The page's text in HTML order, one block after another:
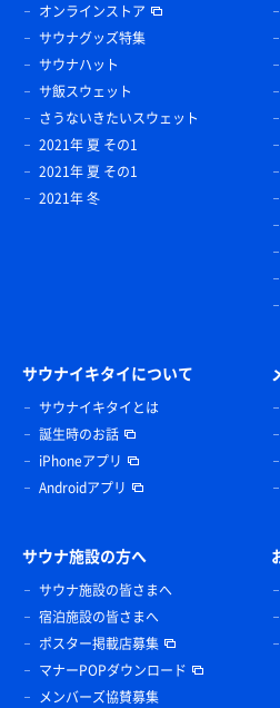
オンラインストア
サウナグッズ特集
サウナハット
サ飯スウェット
さうないきたいスウェット
2021年 夏 その1
2021年 夏 その1
2021年 冬
サウナイキタイについて
サウナイキタイとは
誕生時のお話
iPhoneアプリ
Androidアプリ
サウナ施設の方へ
サウナ施設の皆さまへ
宿泊施設の皆さまへ
ポスター掲載店募集
マナーPOPダウンロード
メンバーズ協賛募集